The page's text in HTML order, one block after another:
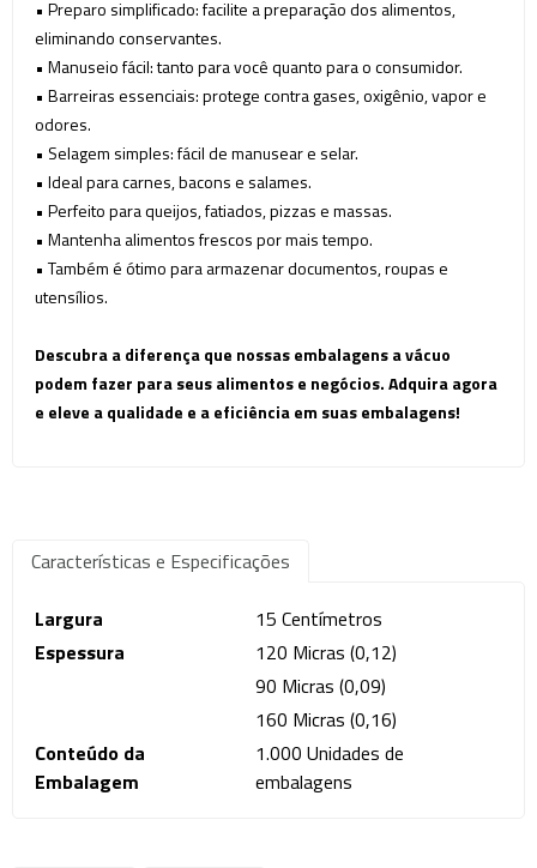
• Preparo simplificado: facilite a preparação dos alimentos,
eliminando conservantes.
• Manuseio fácil: tanto para você quanto para o consumidor.
• Barreiras essenciais: protege contra gases, oxigênio, vapor e
odores.
• Selagem simples: fácil de manusear e selar.
• Ideal para carnes, bacons e salames.
• Perfeito para queijos, fatiados, pizzas e massas.
• Mantenha alimentos frescos por mais tempo.
• Também é ótimo para armazenar documentos, roupas e
utensílios.
Descubra a diferença que nossas embalagens a vácuo
podem fazer para seus alimentos e negócios. Adquira agora
e eleve a qualidade e a eficiência em suas embalagens!
Características e Especificações
Largura
15 Centímetros
Espessura
120 Micras (0,12)
90 Micras (0,09)
160 Micras (0,16)
Conteúdo da
Embalagem
1.000 Unidades de
embalagens